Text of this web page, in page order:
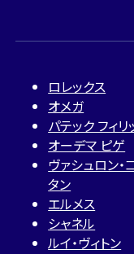
ロレックス
オメガ
パテック フィリ
オーデマ ピゲ
ヴァシュロン・
タン
エルメス
シャネル
ルイ・ヴィトン